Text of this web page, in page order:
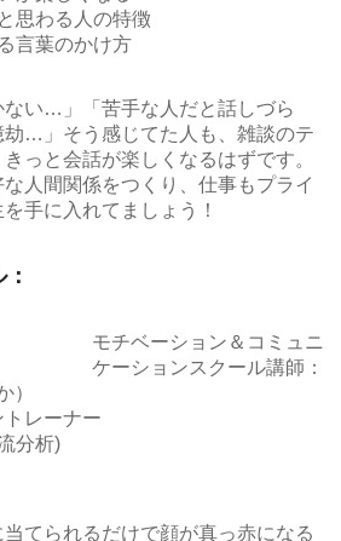
思わる人の特徴
言葉のかけ方
ない…」「苦手な人だと話しづら
…」そう感じてた人も、雑談のテ
っと会話が楽しくなるはずです。
人間関係をつくり、仕事もプライ
手に入れてましょう！
モチベーション＆コミュニ
ケーションスクール講師：
）
トレーナー
分析)
てられるだけで顔が真っ赤になる